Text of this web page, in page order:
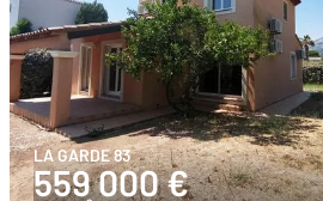
LA GARDE 83
559 000 €